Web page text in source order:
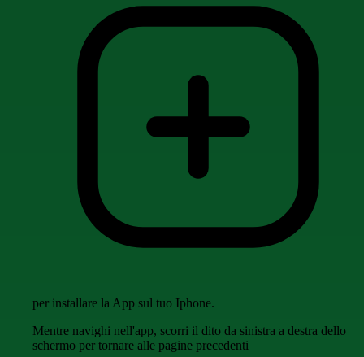
per installare la App sul tuo Iphone.
Mentre navighi nell'app, scorri il dito da sinistra a destra dello
schermo per tornare alle pagine precedenti